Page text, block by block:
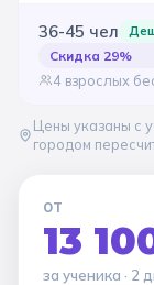
36-45 чел
Скидка 29%
4 взрослых
Цены указаны с
городом
ОТ
13
за ученика · 2